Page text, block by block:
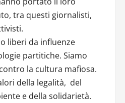
tra questi giornalisti,
liberi da influenze
partitiche. Siamo
la cultura mafiosa.
della legalità, del
e della solidarietà.